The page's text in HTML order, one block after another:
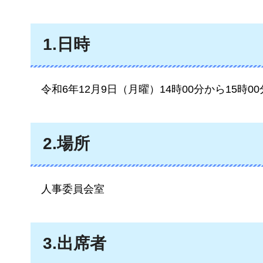
1.日時
令和6年12月9日（月曜）14時00分から15時00
2.場所
人事委員会室
3.出席者